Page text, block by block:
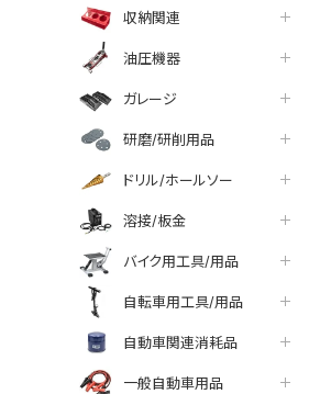
収納関連
油圧機器
ガレージ
研磨/研削用品
ドリル/ホールソー
溶接/板金
バイク用工具/用品
自転車用工具/用品
自動車関連消耗品
一般自動車用品